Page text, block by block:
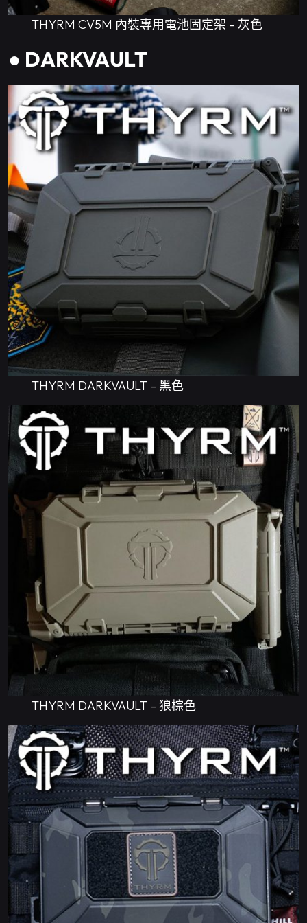
THYRM CV5M 內裝專用電池固定架 – 灰色
● DARKVAULT
THYRM DARKVAULT – 黑色
THYRM DARKVAULT – 狼棕色